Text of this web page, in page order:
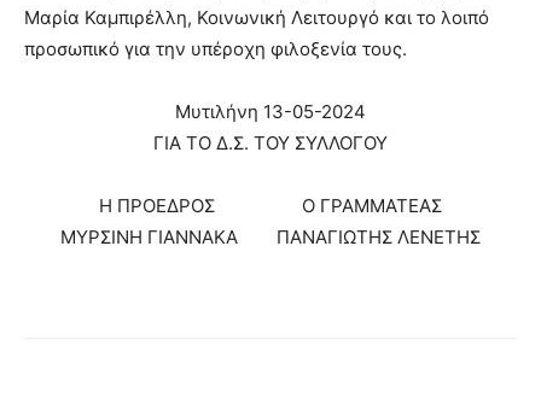
Μαρία Καμπιρέλλη, Κοινωνική Λειτουργό και το λοιπό
προσωπικό για την υπέροχη φιλοξενία τους.
Μυτιλήνη 13-05-2024
ΓΙΑ ΤΟ Δ.Σ. ΤΟΥ ΣΥΛΛΟΓΟΥ
Η ΠΡΟΕΔΡΟΣ Ο ΓΡΑΜΜΑΤΕΑΣ
ΜΥΡΣΙΝΗ ΓΙΑΝΝΑΚΑ ΠΑΝΑΓΙΩΤΗΣ ΛΕΝΕΤΗΣ